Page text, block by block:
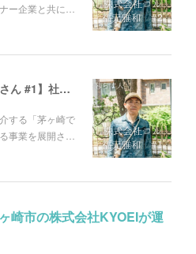
ー企業と共に…
【株式会社コルの福元雅和さん #1】社会課題へのアプローチ方法は多種多様。多くのパートナー企業と共に解決していく。
する「茅ヶ崎で
事業を展開さ…
崎市の株式会社KYOEIが運